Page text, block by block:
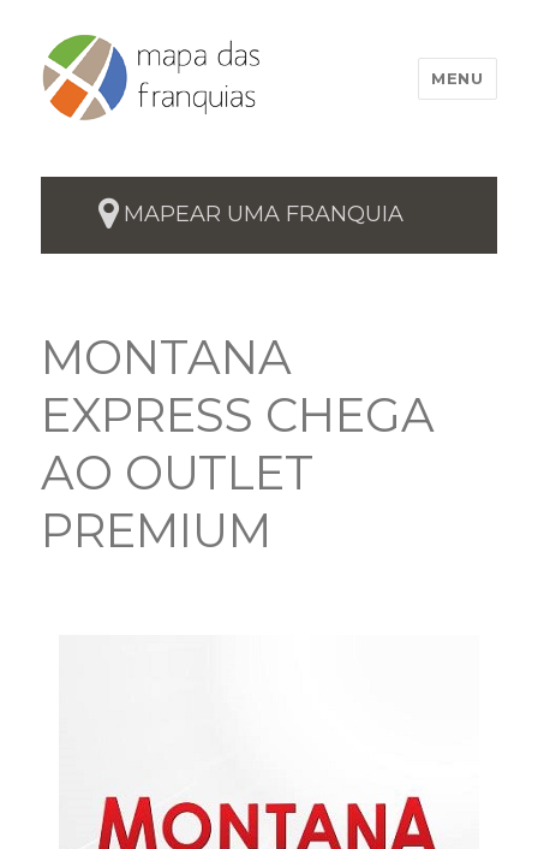
MENU
MAPEAR UMA FRANQUIA
MONTANA
EXPRESS CHEGA
AO OUTLET
PREMIUM